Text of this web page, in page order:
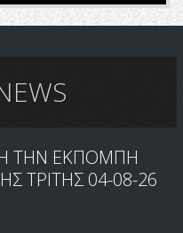
ΤΗΝ ΕΚΠΟΜΠΗ
ΤΡΙΤΗΣ 04-08-26